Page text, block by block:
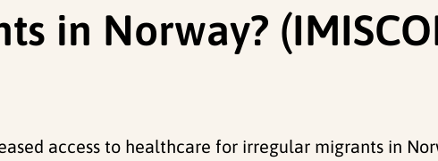
in Norway?
access to healthcare for irregular migrants in